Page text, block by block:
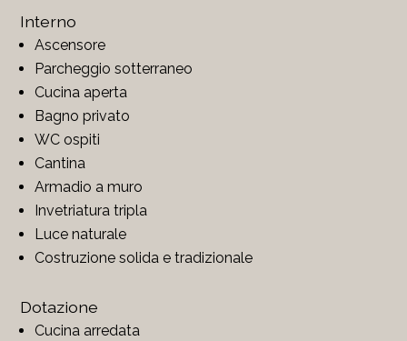
Interno
Ascensore
Parcheggio sotterraneo
Cucina aperta
Bagno privato
WC ospiti
Cantina
Armadio a muro
Invetriatura tripla
Luce naturale
Costruzione solida e tradizionale
Dotazione
Cucina arredata